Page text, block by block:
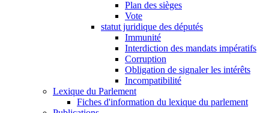
Plan des sièges
Vote
statut juridique des députés
Immunité
Interdiction des mandats impératifs
Corruption
Obligation de signaler les intérêts
Incompatibilité
Lexique du Parlement
Fiches d'information du lexique du parlement